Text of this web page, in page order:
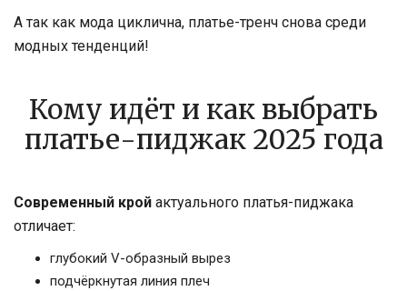
А так как мода циклична, платье-тренч снова среди
модных тенденций!
Кому идёт и как выбрать
платье-пиджак 2025 года
Современный крой актуального платья-пиджака
отличает:
глубокий V-образный вырез
подчёркнутая линия плеч